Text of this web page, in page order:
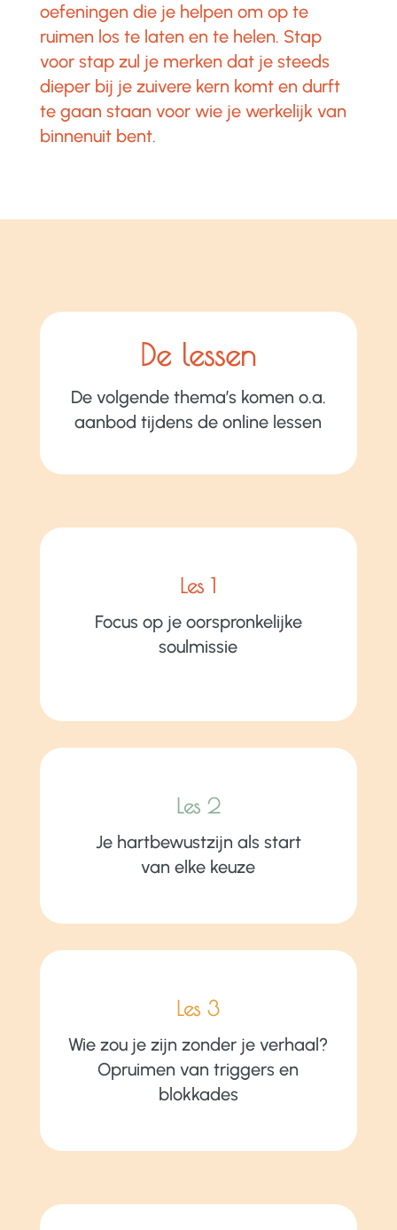
oefeningen die je helpen om op te
ruimen los te laten en te helen. Stap
voor stap zul je merken dat je steeds
dieper bij je zuivere kern komt en durft
te gaan staan voor wie je werkelijk van
binnenuit bent.
De lessen
De volgende thema’s komen o.a.
aanbod tijdens de online lessen
Les 1
Focus op je oorspronkelijke
soulmissie
Les 2
Je hartbewustzijn als start
van elke keuze
Les 3
Wie zou je zijn zonder je verhaal?
Opruimen van triggers en
blokkades